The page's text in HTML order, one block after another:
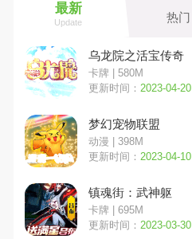
体育竞技 生存冒险
三国塔防 宠物养成
传奇手游 魔幻手游
最新
Update 热门
乌龙院之活宝传奇
卡牌 | 580M
更新时间： 2023-04-20
梦幻宠物联盟
动漫 | 398M
更新时间： 2023-04-10
镇魂街：武神躯
卡牌 | 695M
更新时间： 2023-03-30